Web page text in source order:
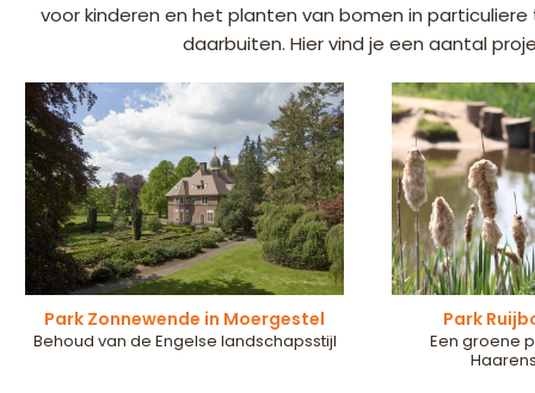
voor kinderen en het planten van bomen in
daarbuiten. Hier vind je een aantal
Park Zonnewende in Moergestel
Behoud van de Engelse landschapsstijl
Park
Een groene